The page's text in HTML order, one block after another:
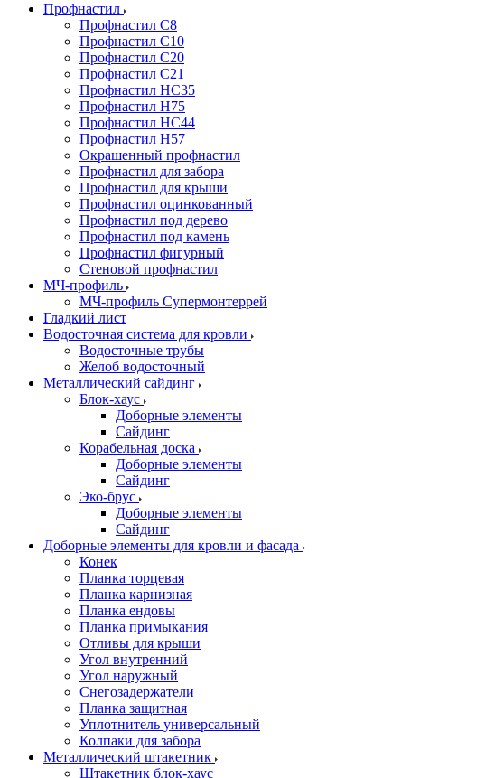
Профнастил
Профнастил С8
Профнастил С10
Профнастил С20
Профнастил С21
Профнастил НС35
Профнастил Н75
Профнастил HC44
Профнастил Н57
Окрашенный профнастил
Профнастил для забора
Профнастил для крыши
Профнастил оцинкованный
Профнастил под дерево
Профнастил под камень
Профнастил фигурный
Стеновой профнастил
МЧ-профиль
МЧ-профиль Супермонтеррей
Гладкий лист
Водосточная система для кровли
Водосточные трубы
Желоб водосточный
Металлический сайдинг
Блок-хаус
Доборные элементы
Сайдинг
Корабельная доска
Доборные элементы
Сайдинг
Эко-брус
Доборные элементы
Сайдинг
Доборные элементы для кровли и фасада
Конек
Планка торцевая
Планка карнизная
Планка ендовы
Планка примыкания
Отливы для крыши
Угол внутренний
Угол наружный
Снегозадержатели
Планка защитная
Уплотнитель универсальный
Колпаки для забора
Металлический штакетник
Штакетник блок-хаус